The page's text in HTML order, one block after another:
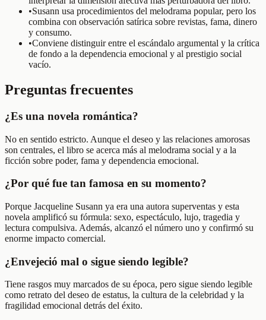
•Susann usa procedimientos del melodrama popular, pero los
combina con observación satírica sobre revistas, fama, dinero
y consumo.
•Conviene distinguir entre el escándalo argumental y la crítica
de fondo a la dependencia emocional y al prestigio social
vacío.
Preguntas frecuentes
¿Es una novela romántica?
No en sentido estricto. Aunque el deseo y las relaciones amorosas
son centrales, el libro se acerca más al melodrama social y a la
ficción sobre poder, fama y dependencia emocional.
¿Por qué fue tan famosa en su momento?
Porque Jacqueline Susann ya era una autora superventas y esta
novela amplificó su fórmula: sexo, espectáculo, lujo, tragedia y
lectura compulsiva. Además, alcanzó el número uno y confirmó su
enorme impacto comercial.
¿Envejeció mal o sigue siendo legible?
Tiene rasgos muy marcados de su época, pero sigue siendo legible
como retrato del deseo de estatus, la cultura de la celebridad y la
fragilidad emocional detrás del éxito.